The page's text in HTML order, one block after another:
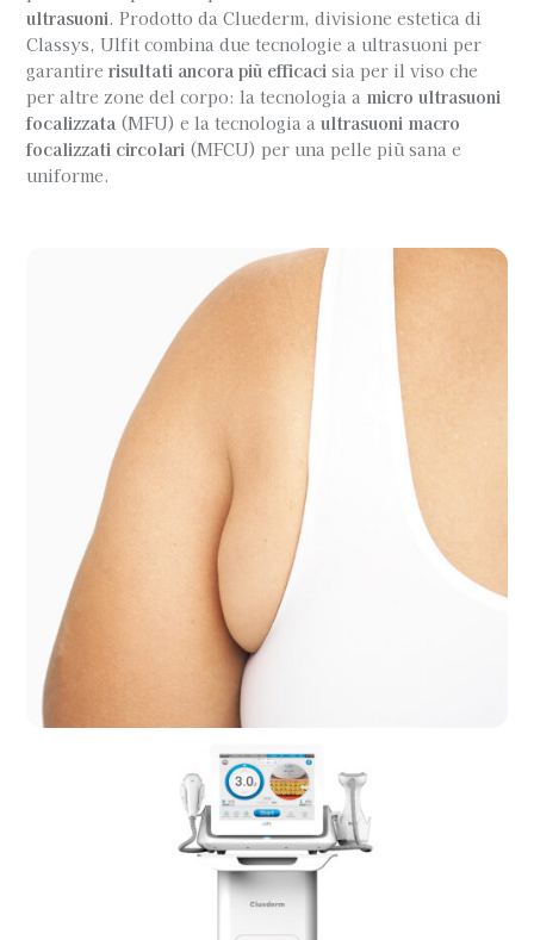
ultrasuoni. Prodotto da Cluederm, divisione estetica di
Classys, Ulfit combina due tecnologie a ultrasuoni per
garantirerisultati ancora più efficaci sia per il viso che
per altre zone del corpo: la tecnologia a micro ultrasuoni
focalizzata (MFU) e la tecnologia aultrasuoni macro
focalizzati circolari (MFCU) per una pelle più sana e
uniforme.